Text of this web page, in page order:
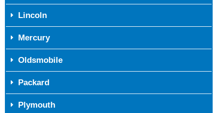
Lincoln
Mercury
Oldsmobile
Packard
Plymouth